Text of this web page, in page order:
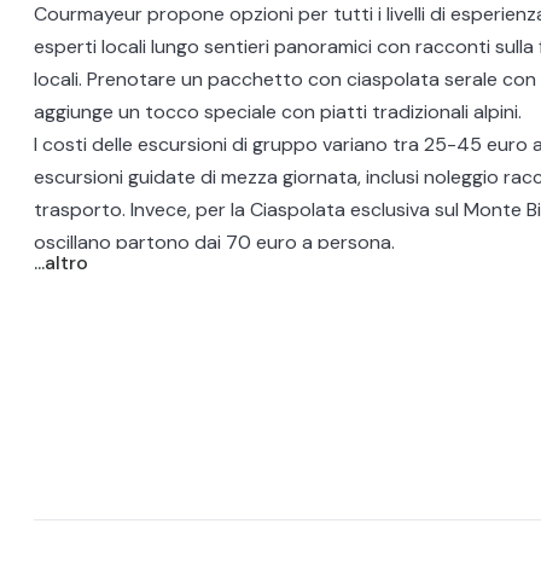
Courmayeur propone opzioni per tutti i livelli di
esperti locali lungo sentieri panoramici con racconti sulla
locali. Prenotare un pacchetto con ciaspolata serale con
aggiunge un tocco speciale con piatti tradizionali alpini.
I costi delle escursioni di gruppo variano tra 25-45 euro
escursioni guidate di mezza giornata, inclusi noleggio
trasporto. Invece, per la Ciaspolata esclusiva sul Monte
oscillano partono dai 70 euro a persona.
In sintesi, le ciaspolate a Courmayeur sono
...altro